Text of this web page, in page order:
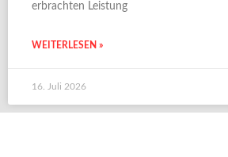
erbrachten Leistung
WEITERLESEN »
16. Juli 2026